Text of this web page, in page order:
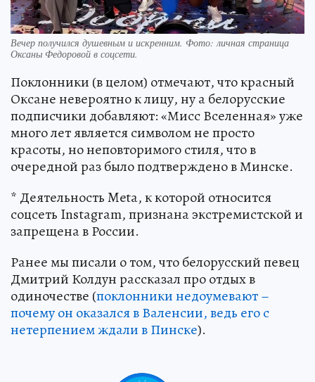
Вечер получился душевным и искренним. Фото: личная страница
Оксаны Федоровой в соцсети.
Поклонники (в целом) отмечают, что красный
Оксане невероятно к лицу, ну а белорусские
подписчики добавляют: «Мисс Вселенная» уже
много лет является символом не просто
красоты, но неповторимого стиля, что в
очередной раз было подтверждено в Минске.
* Деятельность Meta, к которой относится
соцсеть Instagram, признана экстремистской и
запрещена в России.
Ранее мы писали о том, что белорусский певец
Дмитрий Колдун рассказал про отдых в
одиночестве (поклонники недоумевают –
почему он оказался в Валенсии, ведь его с
нетерпением ждали в Пинске).